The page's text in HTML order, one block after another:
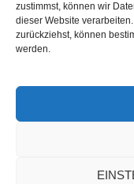
zustimmst, können wir
dieser Website
zurückziehst, können
werden.